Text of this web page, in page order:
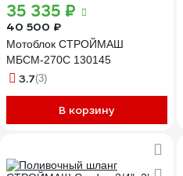
35 335 ₽
40 500 ₽
Мотоблок СТРОЙМАШ
МБСМ-270С 130145
3.7(3)
В корзину